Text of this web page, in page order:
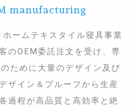
manufacturing
ームテキスタイル寝具事業
のOEM委託注文を受け、専
ために大量のデザイン及び
ザイン＆プルーフから生産
過程が高品質と高効率と絶